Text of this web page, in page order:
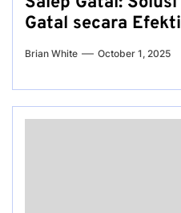
Gatal secara
Brian White October 1, 2025